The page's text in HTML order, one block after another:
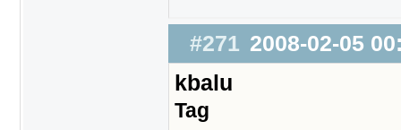
#271 2008-02-05
kbalu
Tag